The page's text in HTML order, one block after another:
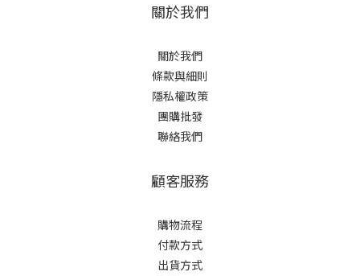
關於我們
關於我們
條款與細則
隱私權政策
團購批發
聯絡我們
顧客服務
購物流程
付款方式
出貨方式